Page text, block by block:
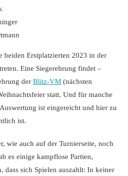
beiden Erstplatzierten 2023 in der
Eine Siegerehrung findet –
derBlitz-VM (nächsten
statt. Und für manche
ist eingereicht und hier zu
ist.
wie auch auf der Turnierseite, noch
es einige kampflose Partien,
dass sich Spielen auszahlt: In keiner